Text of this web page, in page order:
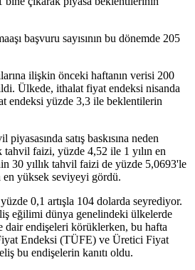
başvuru sayısının bu dönemde 205
ilişkin önceki haftanın verisi 200
Ülkede, ithalat fiyat endeksi nisanda
endeksi yüzde 3,3 ile beklentilerin
satış baskısına neden
faizi, yüzde 4,52 ile 1 yılın en
30 yıllık tahvil faizi de yüzde 5,0693'le
yüksek seviyeyi gördü.
0,1 artışla 104 dolarda seyrediyor.
eğilimi dünya genelindeki ülkelerde
dair endişeleri körüklerken, bu hafta
Endeksi (TÜFE) ve Üretici Fiyat
bu endişelerin kanıtı oldu.